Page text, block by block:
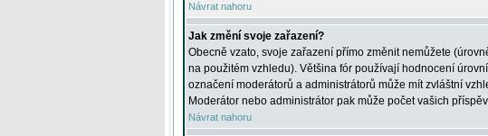
Návrat nahoru
Jak změní svoje zařazení?
Obecně vzato, svoje zařazení přímo změnit nemůžete
na použitém vzhledu). Většina fór používají hodnocení
označení moderátorů a administrátorů může mít zvláštní
Moderátor nebo administrátor pak může počet vašich
Návrat nahoru